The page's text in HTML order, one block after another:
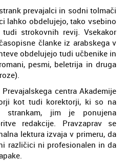
prevajalci in sodni tolmači
lahko obdelujejo, tako vsebino
strokovnih revij. Vsekakor
članke iz arabskega v
obdelujejo tudi učbenike in
pesmi, beletrija in druga
centra Akademije
kot tudi korektorji, ki so na
strankam, jim je ponujena
redakcije. Pravzaprav se
lektura izvaja v primeru, da
različici ni profesionalen in da